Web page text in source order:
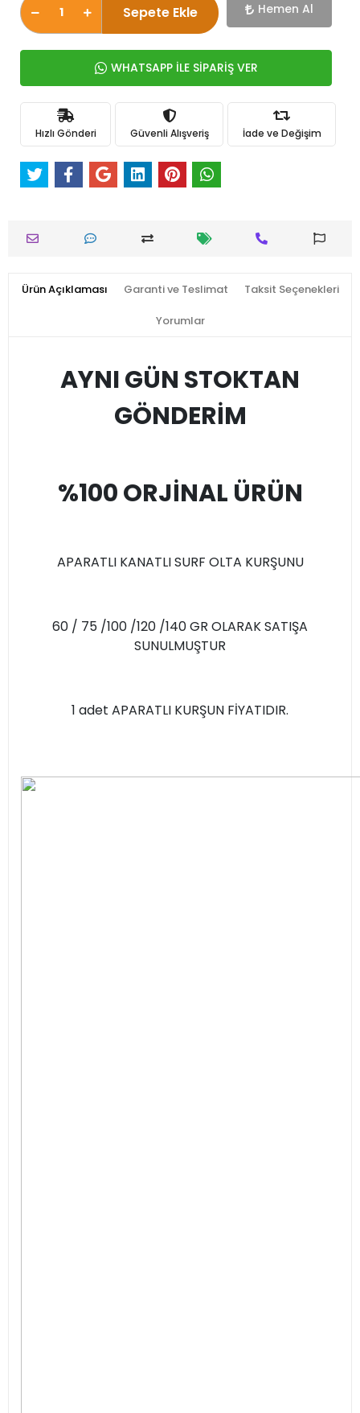
Sepete Ekle Hemen Al
WHATSAPP İLE SİPARİŞ VER
Hızlı Gönderi Güvenli Alışveriş İade ve Değişim
Ürün Açıklaması Garanti ve Teslimat Taksit Seçenekleri
Yorumlar
AYNI GÜN STOKTAN
GÖNDERİM
%100 ORJİNAL ÜRÜN
APARATLI KANATLI SURF OLTA KURŞUNU
60 / 75 /100 /120 /140 GR OLARAK SATIŞA
SUNULMUŞTUR
1 adet APARATLI KURŞUN FİYATIDIR.